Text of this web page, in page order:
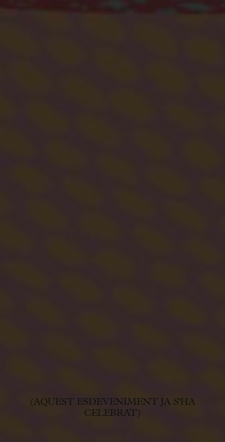
(AQUEST ESDEVENIMENT JA S'HA
CELEBRAT)